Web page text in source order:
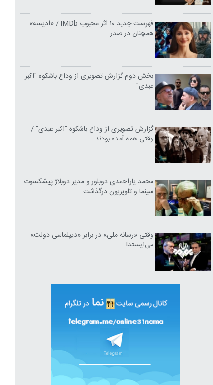
فهرست جدید ۱۰ اثر محبوب IMDb / «ادیسه»
همچنان در صدر
بخش دوم گزارش تصویری از وداع باشکوه "اکبر
عبدی"
گزارش تصویری از وداع باشکوه "اکبر عبدی" /
وقتی همه آمده بودند
محمد یاراحمدی دوبلور و مدیر دوبلاژ پیشکسوت
سینما و تلویزیون درگذشت
وقتی «رسانه ملی» در برابر «دیپلماسی دولت»
می‌ایستد!